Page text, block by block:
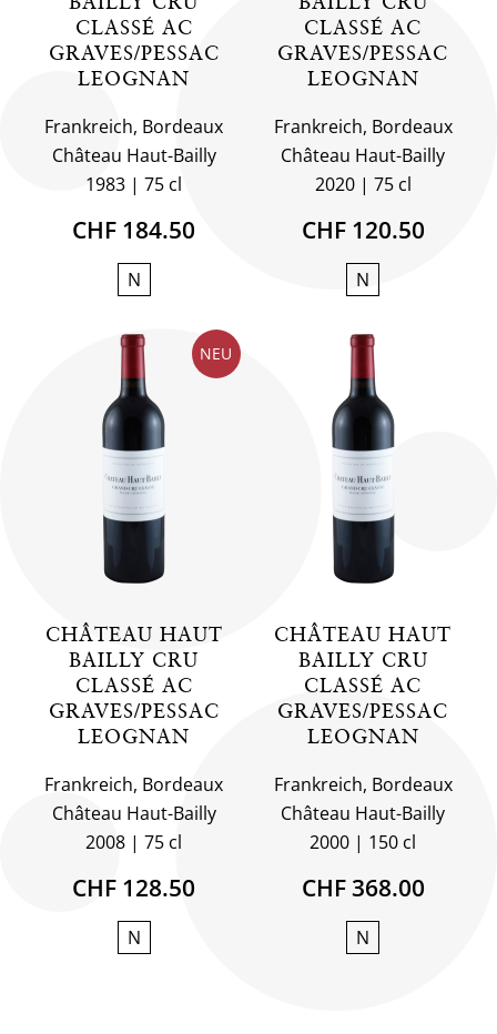
CLASSÉ AC
GRAVES/PESSAC
LEOGNAN
Frankreich, Bordeaux
Château Haut-Bailly
1983
75 cl
CHF 184.50
N
CLASSÉ AC
GRAVES/PESSAC
LEOGNAN
Frankreich, Bordeaux
Château Haut-Bailly
2020
75 cl
CHF 120.50
N
NEU
CHÂTEAU HAUT
BAILLY CRU
CLASSÉ AC
GRAVES/PESSAC
LEOGNAN
Frankreich, Bordeaux
Château Haut-Bailly
2008
75 cl
CHF 128.50
N
CHÂTEAU HAUT
BAILLY CRU
CLASSÉ AC
GRAVES/PESSAC
LEOGNAN
Frankreich, Bordeaux
Château Haut-Bailly
2000
150 cl
CHF 368.00
N